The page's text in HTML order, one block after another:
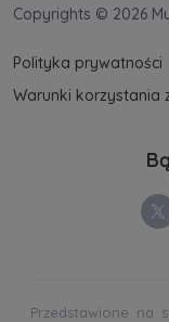
Copyrights © 2026
Polityka prywatności
Warunki korzystania
Przedstawione na